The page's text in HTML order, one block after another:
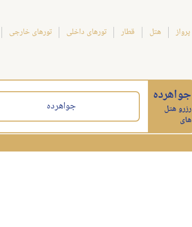
پرواز هتل قطار تورهای داخلی تورهای خارجی
جواهرده
رزرو هتل
های
جواهرده